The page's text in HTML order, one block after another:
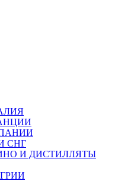
СНГ
И ДИСТИЛЛЯТЫ